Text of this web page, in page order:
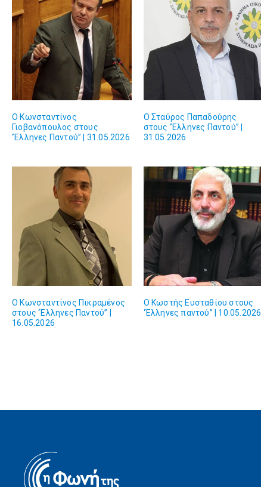
Ο Κωνσταντίνος
Γιοβανόπουλος στους
‘Έλληνες Παντού” | 31.05.2026
Ο Σταύρος Παπαδούρης
στους ‘Έλληνες Παντού” |
31.05.2026
Ο Κωνσταντίνος Πικραμένος
στους ‘Έλληνες Παντού” |
16.05.2026
Ο Κωστής Ευσταθίου στους
‘Έλληνες παντού” | 10.05.2026